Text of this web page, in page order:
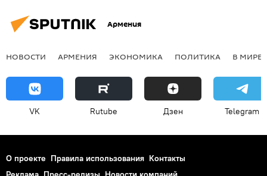
Армения
НОВОСТИ АРМЕНИЯ ЭКОНОМИКА ПОЛИТИКА В МИРЕ
VK Rutube Дзен Telegram
О проекте Правила использования Контакты